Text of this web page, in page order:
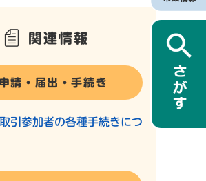
関連情報
申請・届出・手続き
引参加者の各種手続きにつ